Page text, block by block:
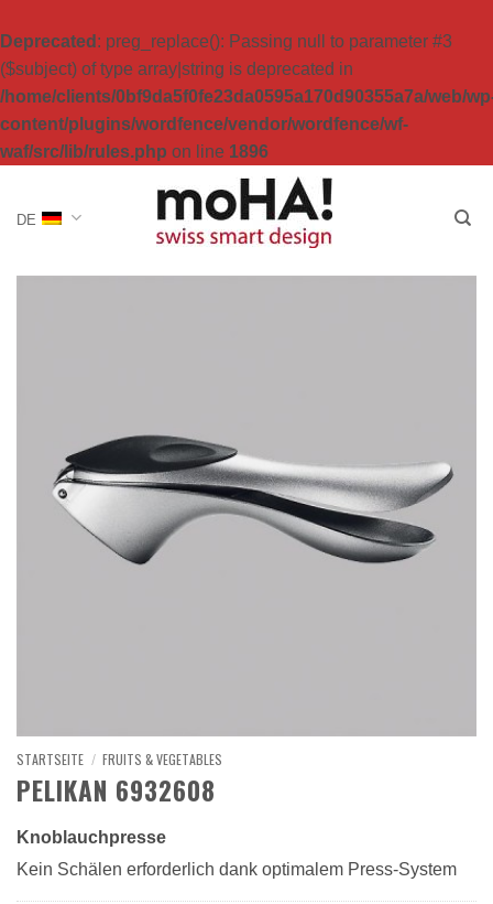
Deprecated : preg_replace(): Passing null to parameter #3
($subject) of type array|string is deprecated in
/home/clients/0bf9da5f0fe23da0595a170d90355a7a/web/
content/plugins/wordfence/vendor/wordfence/wf-
waf/src/lib/rules.php on line 1896
DE
STARTSEITE / FRUITS & VEGETABLES
PELIKAN 6932608
Knoblauchpresse
Kein Schälen erforderlich dank optimalem Press-System